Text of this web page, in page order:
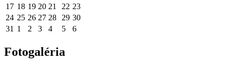
17 18 19 20 21 22 23
24 25 26 27 28 29 30
31 1 2 3 4 5 6
Fotogaléria